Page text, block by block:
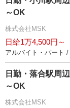
～OK
株式会社MSK
日給1万4,500円～
アルバイト・パート
日勤・落合駅周
～OK
株式会社MSK